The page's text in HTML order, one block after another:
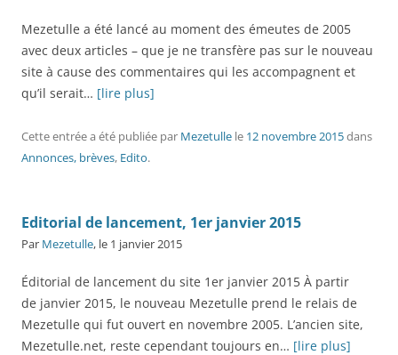
Mezetulle a été lancé au moment des émeutes de 2005
avec deux articles – que je ne transfère pas sur le nouveau
site à cause des commentaires qui les accompagnent et
qu’il serait… [lire plus]
Cette entrée a été publiée par Mezetulle le 12 novembre 2015dans
Annonces, brèves, Edito.
Editorial de lancement, 1er janvier 2015
Par Mezetulle, le 1 janvier 2015
Éditorial de lancement du site 1er janvier 2015 À partir
de janvier 2015, le nouveau Mezetulle prend le relais de
Mezetulle qui fut ouvert en novembre 2005. L’ancien site,
Mezetulle.net, reste cependant toujours en… [lire plus]